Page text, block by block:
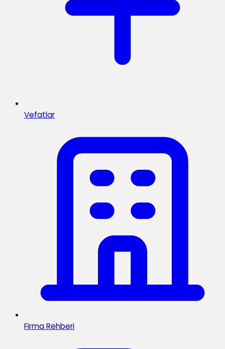
Vefatlar
Firma Rehberi